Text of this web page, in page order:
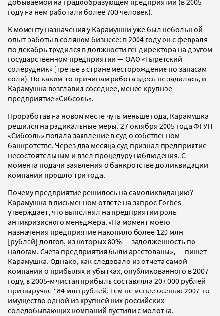
добываемой на градообразующем предприятии (в 2005
году на нем работали более 700 человек).
К моменту назначения у Карамушки уже был небольшой
опыт работы в соляном бизнесе: в 2004 году он с февраля
по декабрь трудился в должности гендиректора на другом
государственном предприятии — ОАО «Тыретский
солерудник» (третье в стране месторождение по запасам
соли). По каким-то причинам работа здесь не задалась, и
Карамушка возглавил соседнее, менее крупное
предприятие «Сибсоль».
Проработав на новом месте чуть меньше года, Карамушка
решился на радикальные меры. 27 октября 2005 года ФГУП
«Сибсоль» подала заявление в суд о собственном
банкротстве. Через два месяца суд признал предприятие
несостоятельным и ввел процедуру наблюдения. С
момента подачи заявления о банкротстве до ликвидации
компании прошло три года.
Почему предприятие решилось на самоликвидацию?
Карамушка в письменном ответе на запрос Forbes
утверждает, что выполнял на предприятии роль
антикризисного менеджера. «На момент моего
назначения предприятие накопило более 120 млн
[рублей] долгов, из которых 80% — задолженность по
налогам. Счета предприятия были арестованы», — пишет
Карамушка. Однако, как следовало из отчета самой
компании о прибылях и убытках, опубликованного в 2007
году, в 2005-м чистая прибыль составляла 207 000 рублей
при выручке 184 млн рублей. Тем не менее осенью 2007-го
имущество одной из крупнейших российских
соледобывающих компаний пустили с молотка.